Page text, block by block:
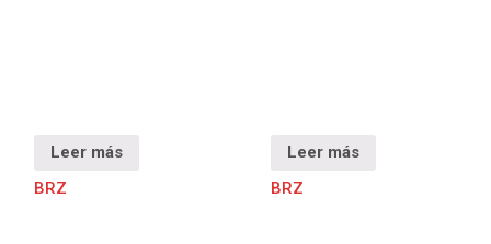
Leer más
BRZ
Leer más
BRZ